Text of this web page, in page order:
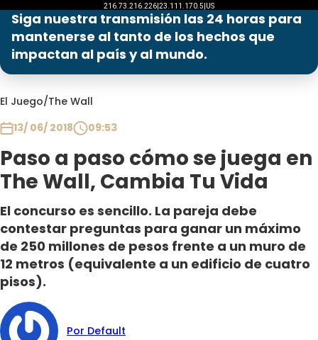
Siga nuestra transmisión las 24 horas para
mantenerse al tanto de los hechos que
impactan al país y al mundo.
El Juego/The Wall
13/ 06/ 2018
09:53
Paso a paso cómo se juega en
The Wall, Cambia Tu Vida
El concurso es sencillo. La pareja debe
contestar preguntas para ganar un máximo
de 250 millones de pesos frente a un muro de
12 metros (equivalente a un edificio de cuatro
pisos).
Por Default
Programas
Contigo en Directo
Plan Perfecto
Sabingo
Todos Los Programas